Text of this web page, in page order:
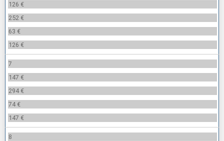
126 €
252 €
63 €
126 €
7
147 €
294 €
74 €
147 €
8